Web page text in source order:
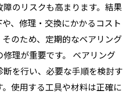
のリスクも高まります。結果
、修理・交換にかかるコスト
のため、定期的なベアリング
理が重要です。 ベアリング
を行い、必要な手順を検討す
使用する工具や材料は正確に